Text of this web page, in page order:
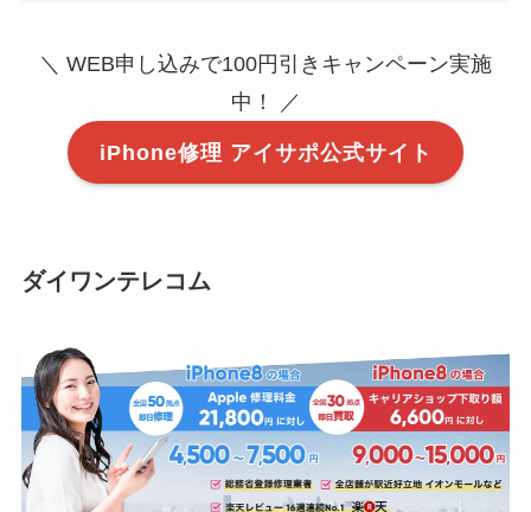
＼ WEB申し込みで100円引きキャンペーン実施
中！ ／
iPhone修理 アイサポ公式サイト
ダイワンテレコム